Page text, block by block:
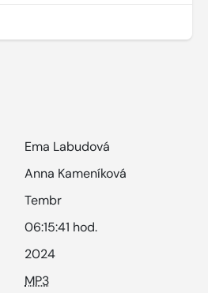
Ema Labudová
Anna Kameníková
Tembr
06:15:41 hod.
2024
MP3